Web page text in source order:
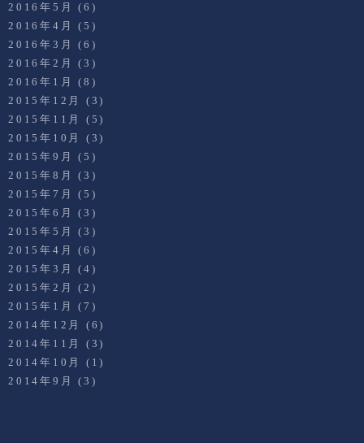
2016年5月
(6)
2016年4月
(5)
2016年3月
(6)
2016年2月
(3)
2016年1月
(8)
2015年12月
(3)
2015年11月
(5)
2015年10月
(3)
2015年9月
(5)
2015年8月
(3)
2015年7月
(5)
2015年6月
(3)
2015年5月
(3)
2015年4月
(6)
2015年3月
(4)
2015年2月
(2)
2015年1月
(7)
2014年12月
(6)
2014年11月
(3)
2014年10月
(1)
2014年9月
(3)